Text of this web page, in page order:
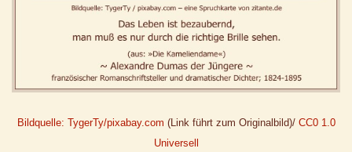
Bildquelle: TygerTy/pixabay.com (Link führt zum Originalbild)/ CC0 1.0
Universell